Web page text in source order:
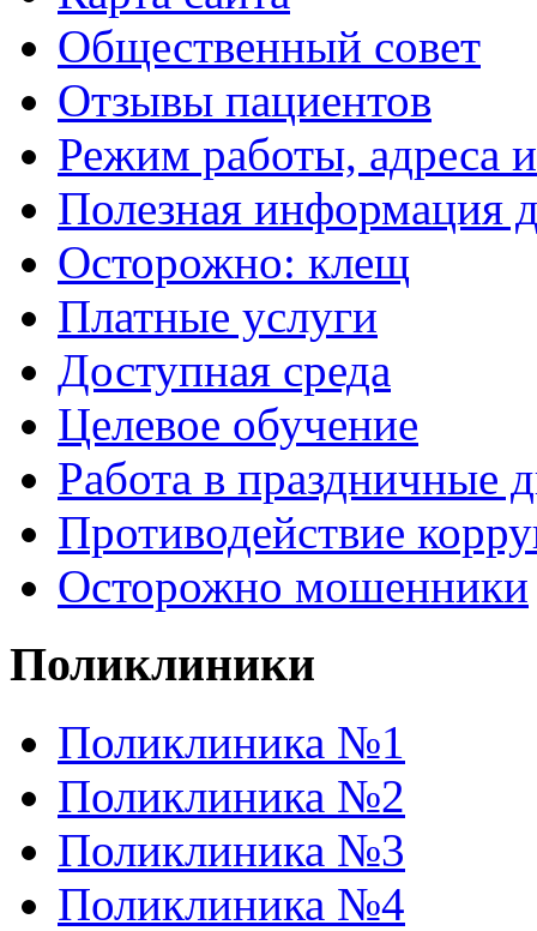
Общественный совет
Отзывы пациентов
Режим работы, адреса
Полезная информация
Осторожно: клещ
Платные услуги
Доступная среда
Целевое обучение
Работа в праздничные
Противодействие
Осторожно мошенники
Поликлиники
Поликлиника №1
Поликлиника №2
Поликлиника №3
Поликлиника №4